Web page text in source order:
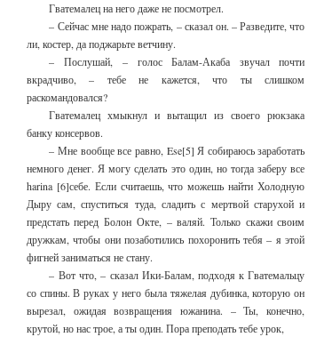
Гватемалец на него даже не посмотрел.
– Сейчас мне надо пожрать, – сказал он. – Разведите, что
ли, костер, да поджарьте ветчину.
– Послушай, – голос Балам-Акаба звучал почти
вкрадчиво, – тебе не кажется, что ты слишком
раскомандовался?
Гватемалец хмыкнул и вытащил из своего рюкзака
банку консервов.
– Мне вообще все равно, Ese[5] Я собираюсь заработать
немного денег. Я могу сделать это один, но тогда заберу все
harina [6]себе. Если считаешь, что можешь найти Холодную
Дыру сам, спуститься туда, сладить с мертвой старухой и
предстать перед Болон Окте, – валяй. Только скажи своим
дружкам, чтобы они позаботились похоронить тебя – я этой
фигней заниматься не стану.
– Вот что, – сказал Ики-Балам, подходя к Гватемальцу
со спины. В руках у него была тяжелая дубинка, которую он
вырезал, ожидая возвращения южанина. – Ты, конечно,
крутой, но нас трое, а ты один. Пора преподать тебе урок,